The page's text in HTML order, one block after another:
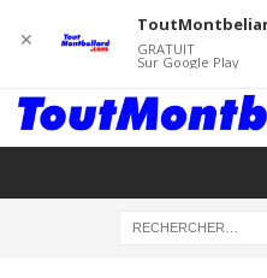
✕ GRATUIT
Sur Google Play